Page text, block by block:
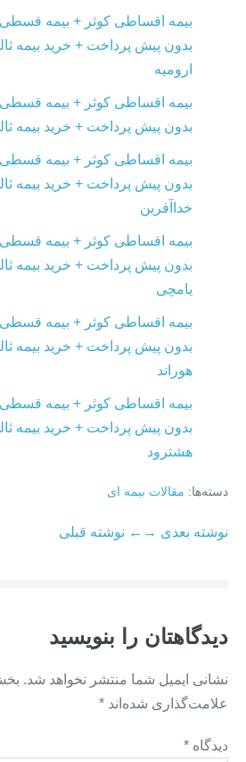
بیمه اقساطی کوثر + بیمه قسطی
بدون پیش پرداخت + خرید بیمه
ارومیه
بیمه اقساطی کوثر + بیمه قسطی
بدون پیش پرداخت + خرید بیمه
بیمه اقساطی کوثر + بیمه قسطی
بدون پیش پرداخت + خرید بیمه
خداآفرین
بیمه اقساطی کوثر + بیمه قسطی
بدون پیش پرداخت + خرید بیمه
یامچی
بیمه اقساطی کوثر + بیمه قسطی
بدون پیش پرداخت + خرید بیمه
هوراند
بیمه اقساطی کوثر + بیمه قسطی
بدون پیش پرداخت + خرید بیمه
هشترود
دسته‌ها: مقالات بیمه ای
ناوبری
← نوشته قبلینوشته بعدی →
دیدگاهتان را بنویسید
نشانی ایمیل شما منتشر نخواهد شد.
علامت‌گذاری شده‌اند *
دیدگاه *